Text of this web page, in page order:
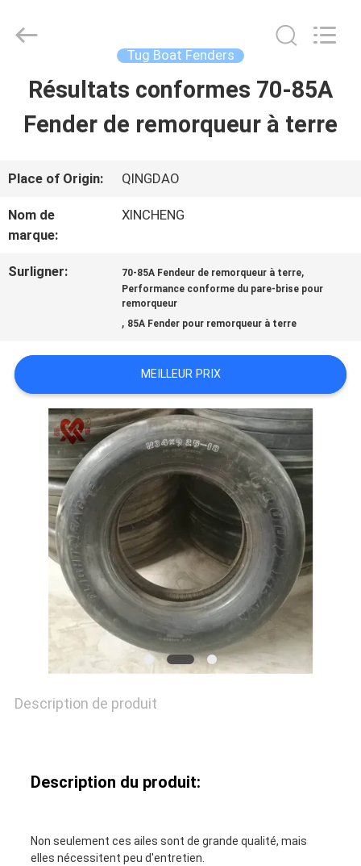
MAISON
VR
SHOW
DE
NOUS
VISITE
D'USINE
CONTRÔLE
QUALITÉ
NOUS
NOUVELLES
CAS
Rubber
Reserved.
Tug Boat Fenders
Résultats conformes 70-85A
Fender de remorqueur à terre
Place of Origin: QINGDAO
Nom de
marque:
XINCHENG
Surligner: 70-85A Fendeur de remorqueur à terre,
Performance conforme du pare-brise pour
remorqueur
, 85A Fender pour remorqueur à terre
MEILLEUR PRIX
Description de produit
Description du produit:
Non seulement ces ailes sont de grande qualité, mais
elles nécessitent peu d'entretien.